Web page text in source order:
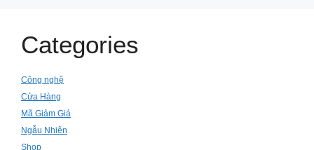
Categories
Công nghệ
Cửa Hàng
Mã Giảm Giá
Ngẫu Nhiên
Shop